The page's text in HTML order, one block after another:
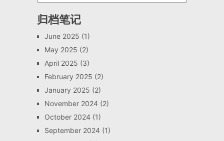
归档笔记
June 2025 (1)
May 2025 (2)
April 2025 (3)
February 2025 (2)
January 2025 (2)
November 2024(2)
October 2024(1)
September 2024(1)